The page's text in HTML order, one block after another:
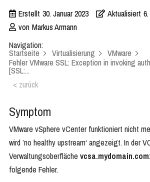
Erstellt 30. Januar 2023 Aktualisiert
von Markus Armann
Navigation:
Startseite Virtualisierung
VMware
Fehler VMware SSL: Exception in invoking
[SSL:...
< zurück
Symptom
VMware vSphere vCenter funktioniert nicht
wird ’no healthy upstream‘ angezeigt. In der
Verwaltungsoberfläche
folgende Fehler.